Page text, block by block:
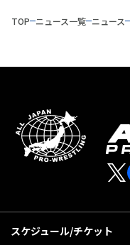
TOP ニュース一覧 ニュース
スケジュール/チケット